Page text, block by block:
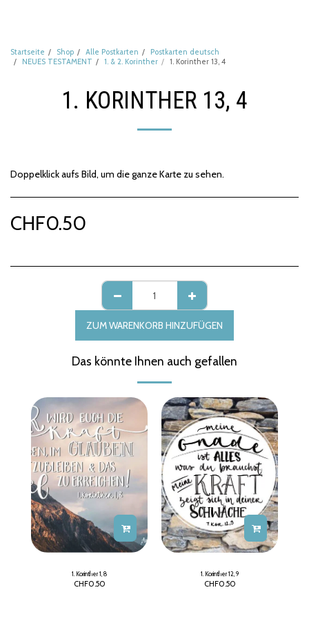
Startseite Shop Alle Postkarten
Postkarten deutsch
NEUES TESTAMENT
1. & 2. Korinther 1. Korinther 13, 4
1. KORINTHER 13, 4
Doppelklick aufs Bild, um die ganze Karte zu sehen.
CHF0.50
ZUM WARENKORB HINZUFÜGEN
Das könnte Ihnen auch gefallen
1. Korinther 1, 8
CHF0.50
1. Korinther 12, 9
CHF0.50